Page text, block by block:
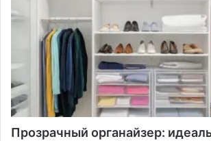
Прозрачный органайзер: